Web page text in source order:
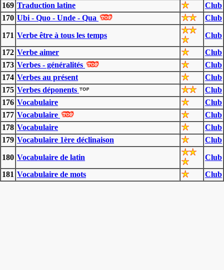
169 Traduction latine
Club
170 Ubi - Quo - Unde - Qua Club
171 Verbe être à tous les temps
Club
172 Verbe aimer
Club
173 Verbes - généralités
Club
174 Verbes au présent
Club
175 Verbes déponents
Club
176 Vocabulaire
Club
177 Vocabulaire
Club
178 Vocabulaire
Club
179 Vocabulaire 1ère déclinaison Club
180 Vocabulaire de latin
Club
181 Vocabulaire de mots Club